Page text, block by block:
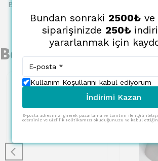
Bu ürün için henüz yorum yapılmamış.
Benzer Ürünler
Bundan sonraki 2500₺ve
siparişinizde 250₺
yararlanmak için
Kullanım Koşullarını kabul ediyorum
İndirimi Kazan
E-posta adresinizi girerek pazarlama ve tanıtım ile ilgili
edersiniz ve Gizlilik Politikamızı okuduğunuzu ve kabul